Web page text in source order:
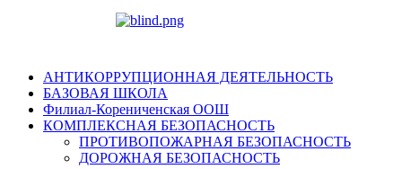
АНТИКОРРУПЦИОННАЯ ДЕЯТЕЛЬНОСТЬ
БАЗОВАЯ ШКОЛА
Филиал-Корениченская ООШ
КОМПЛЕКСНАЯ БЕЗОПАСНОСТЬ
ПРОТИВОПОЖАРНАЯ БЕЗОПАСНОСТЬ
ДОРОЖНАЯ БЕЗОПАСНОСТЬ